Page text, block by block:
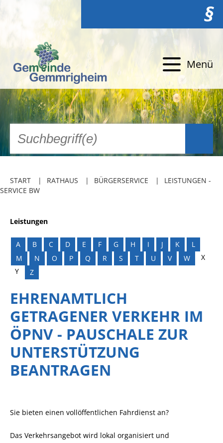
§
Menü
START RATHAUS BÜRGERSERVICE
LEISTUNGEN -
SERVICE BW
Leistungen
A B C D E F G H I J K
L
M
N O P Q R S T U V W
X
Y
Z
EHRENAMTLICH
GETRAGENER VERKEHR IM
ÖPNV - PAUSCHALE ZUR
UNTERSTÜTZUNG
BEANTRAGEN
Sie bieten einen vollöffentlichen Fahrdienst an?
Das Verkehrsangebot wird lokal organisiert und